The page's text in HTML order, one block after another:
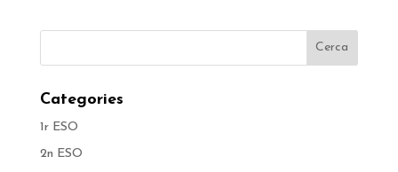
Categories
1r ESO
2n ESO